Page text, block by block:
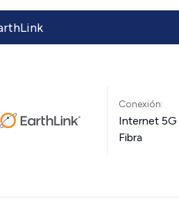
Conexión:
Internet 5G
Fibra